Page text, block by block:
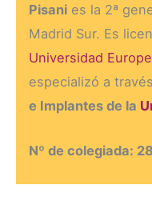
Pisani es la 2ª
Madrid Sur. Es
Universidad
especializó a
e Implantes de la
Nº de colegiada: